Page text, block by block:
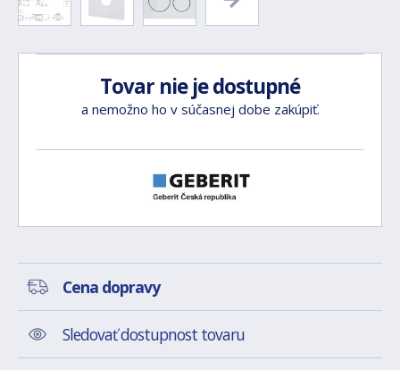
Tovar nie je dostupné
a nemožno ho v súčasnej dobe zakúpiť.
Cena dopravy
Sledovať dostupnost tovaru